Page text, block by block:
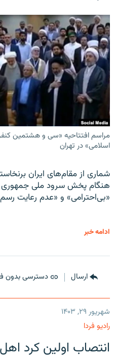
مراسم افتتاحیه «سی و هشتمین
اسلامی» در تهران
شماری از مقام‌های ایران
هنگام پخش سرود ملی جمهوری
«بی‌احترامی» و «عدم رعایت رسم
ادامه خبر
ارسال دسترسی بدون
شهریور ۲۹, ۱۴۰۳
رادیو فردا
انتصاب اولین کرد